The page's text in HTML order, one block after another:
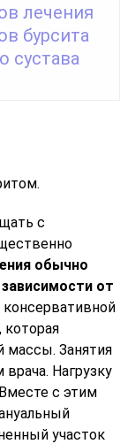
лечения
бурсита
сустава
с
обычно
от
которая
массы. Занятия
Нагрузку
с этим
участок